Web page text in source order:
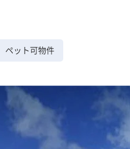
ペット可物件